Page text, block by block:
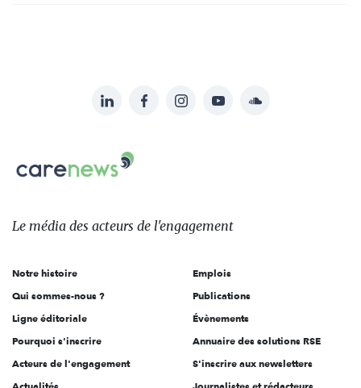
sur:
LinkedInFacebookInstagramYouTubeSoundcloud
Carenews,
Le
des
l'engagement
Le média des acteurs de l'engagement
Notre histoire
Qui sommes-nous ?
Ligne éditoriale
Pourquoi s'inscrire
Acteurs de l'engagement
Emplois
Publications
Évènements
Annuaire des solutions RSE
S'inscrire aux newsletters